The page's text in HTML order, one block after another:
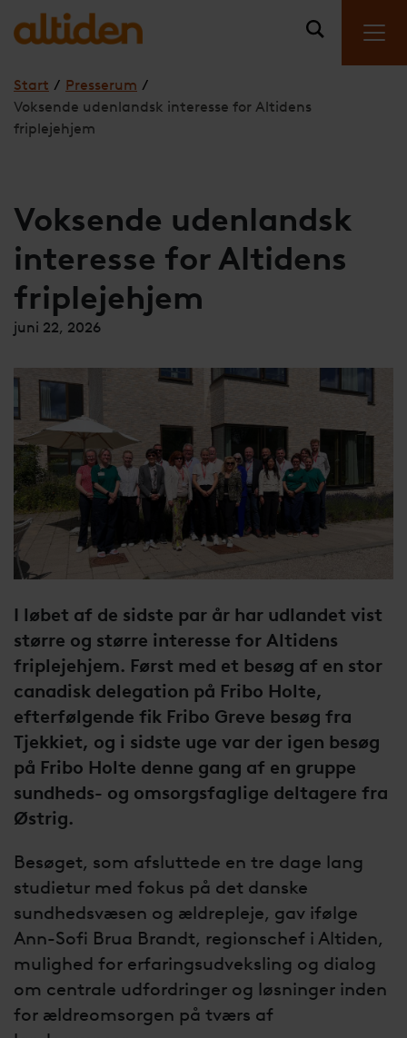
Start / Presserum /
Voksende udenlandsk interesse for Altidens
friplejehjem
Voksende udenlandsk
interesse for Altidens
friplejehjem
juni 22, 2026
I løbet af de sidste par år har udlandet vist
større og større interesse for Altidens
friplejehjem. Først med et besøg af en stor
canadisk delegation på Fribo Holte,
efterfølgende fik Fribo Greve besøg fra
Tjekkiet, og i sidste uge var der igen besøg
på Fribo Holte denne gang af en gruppe
sundheds- og omsorgsfaglige deltagere fra
Østrig.
Besøget, som afsluttede en tre dage lang
studietur med fokus på det danske
sundhedsvæsen og ældrepleje, gav ifølge
Ann-Sofi Brua Brandt, regionschef i Altiden,
mulighed for erfaringsudveksling og dialog
om centrale udfordringer og løsninger inden
for ældreomsorgen på tværs af